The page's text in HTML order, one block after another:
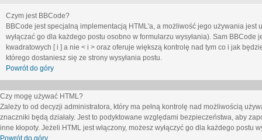
Czym jest BBCode?
BBCode jest specjalną implementacją HTML'a, a możliwość jego używania
wyłączać go dla każdego postu osobno w formularzu wysyłania). Sam
kwadratowych [ i ] a nie < i > oraz oferuje większą kontrolę nad tym co i jak
którego dostaniesz się ze strony wysyłania postu.
Powrót do góry
Czy mogę używać HTML?
Zależy to od decyzji administratora, który ma pełną kontrolę nad możliwością
znaczniki będą działały. Jest to podyktowane względami bezpieczeństwa, aby
inne kłopoty. Jeżeli HTML jest włączony, możesz wyłączyć go dla każdego
Powrót do góry